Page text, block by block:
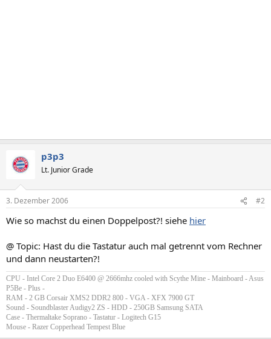
p3p3
Lt. Junior Grade
3. Dezember 2006 #2
Wie so machst du einen Doppelpost?! siehe hier
@ Topic: Hast du die Tastatur auch mal getrennt vom Rechner
und dann neustarten?!
CPU - Intel Core 2 Duo E6400 @ 2666mhz cooled with Scythe Mine - Mainboard - Asus
P5Be - Plus -
RAM - 2 GB Corsair XMS2 DDR2 800 - VGA - XFX 7900 GT
Sound - Soundblaster Audigy2 ZS - HDD - 250GB Samsung SATA
Case - Thermaltake Soprano - Tastatur - Logitech G15
Mouse - Razer Copperhead Tempest Blue